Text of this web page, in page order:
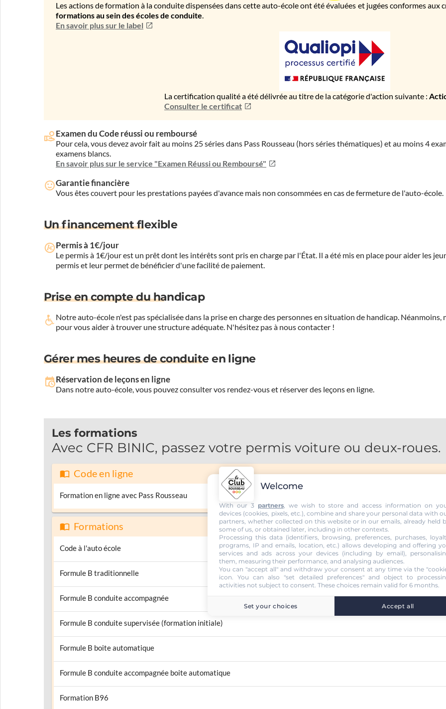
Les actions de formation à la conduite dispensées dans cette auto-école ont été évaluées et jugées conformes aux
formations au sein des écoles de conduite.
En savoir plus sur le label
La certification qualité a été délivrée au titre de la catégorie d'action suivante :
Consulter le certificat
Examen du Code réussi ou remboursé
Pour cela, vous devez avoir fait au moins 25 séries dans Pass Rousseau (hors séries thématiques) et au moins 4
examens blancs.
En savoir plus sur le service "Examen Réussi ou Remboursé"
Garantie financière
Vous êtes couvert pour les prestations payées d'avance mais non consommées en cas de fermeture de l'auto-école.
Un financement flexible
Permis à 1€/jour
Le permis à 1€/jour est un prêt dont les intérêts sont pris en charge par l'État. Il a été mis en place pour aider les
permis et leur permet de bénéficier d'une facilité de paiement.
Prise en compte du handicap
Notre auto-école n'est pas spécialisée dans la prise en charge des personnes en situation de handicap.
pour vous aider à trouver une structure adéquate. N'hésitez pas à nous contacter !
Gérer mes heures de conduite en ligne
Réservation de leçons en ligne
Dans notre auto-école, vous pouvez consulter vos rendez-vous et réserver des leçons en ligne.
Les formations
Avec CFR BINIC, passez votre permis voiture ou deux-roues.
Code en ligne
Formation en ligne avec Pass Rousseau
Formations
Code à l'auto école
Formule B traditionnelle
Formule B conduite accompagnée
Formule B conduite supervisée (formation initiale)
Formule B boite automatique
Formule B conduite accompagnée boite automatique
Formation B96
Welcome
With our 3 partners, we wish to store and access information on
devices (cookies, pixels, etc.), combine and share your personal data with
partners, whether collected on this website or in our emails, already held
some of us, or obtained later, including in other contexts.
Processing this data (identifiers, browsing, preferences, purchases,
programs, IP and emails, location, etc.) allows developing and offering
services and ads across your devices (including by email),
them, measuring their performance, and analysing audiences.
You can "accept all" and withdraw your consent at any time via the
icon. You can also "set detailed preferences" and object to
activities not subject to consent. These choices remain valid for 6 months.
Set your choices Accept all